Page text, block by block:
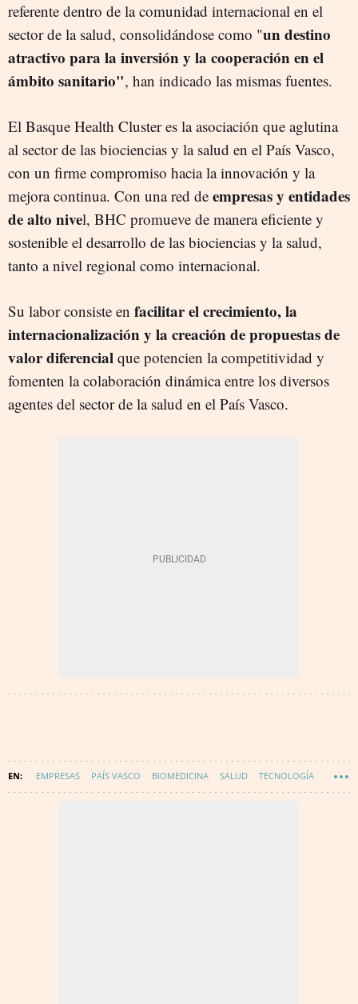
referente dentro de la comunidad internacional en el
sector de la salud, consolidándose como "un destino
atractivo para la inversión y la cooperación en el
ámbito sanitario", han indicado las mismas fuentes.
El Basque Health Cluster es la asociación que aglutina
al sector de las biociencias y la salud en el País Vasco,
con un firme compromiso hacia la innovación y la
mejora continua. Con una red de empresas y entidades
de alto nivel, BHC promueve de manera eficiente y
sostenible el desarrollo de las biociencias y la salud,
tanto a nivel regional como internacional.
Su labor consiste en facilitar el crecimiento, la
internacionalización y la creación de propuestas de
valor diferencial que potencien la competitividad y
fomenten la colaboración dinámica entre los diversos
agentes del sector de la salud en el País Vasco.
EMPRESAS PAÍS VASCO BIOMEDICINA SALUD TECNOLOGÍA